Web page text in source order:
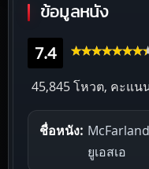
ข้อมูลหนัง
7.4
45,845 โหวต, คะแน
ชื่อหนัง:
ยูเอสเอ